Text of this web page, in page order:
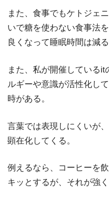
また、食事でもケトジェ
いで糖を使わない食事法
良くなって睡眠時間は減
また、私が開催している
ルギーや意識が活性化し
時がある。
言葉では表現しにくいが
顕在化してくる。
例えるなら、コーヒーを
キッとするが、それが強